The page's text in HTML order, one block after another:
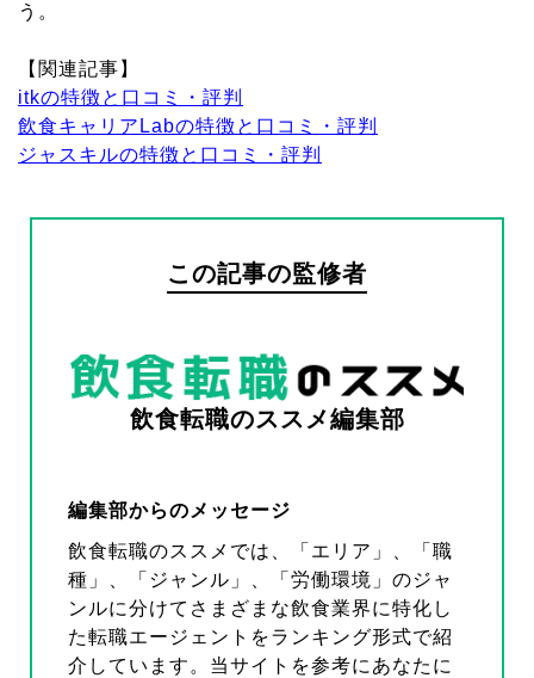
う。
【関連記事】
itkの特徴と口コミ・評判
飲食キャリアLabの特徴と口コミ・評判
ジャスキルの特徴と口コミ・評判
この記事の監修者
飲食転職のススメ編集部
編集部からのメッセージ
飲食転職のススメでは、「エリア」、「職
種」、「ジャンル」、「労働環境」のジャ
ンルに分けてさまざまな飲食業界に特化し
た転職エージェントをランキング形式で紹
介しています。当サイトを参考にあなたに